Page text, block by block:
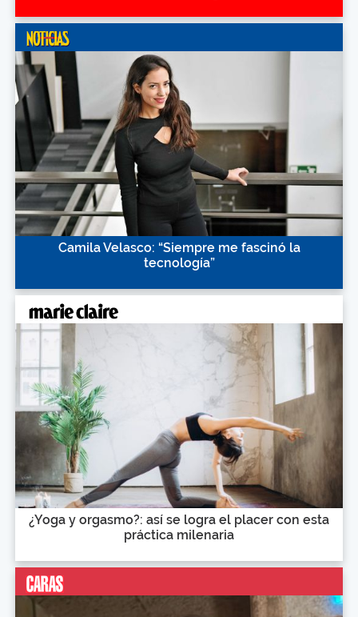
Camila Velasco: “Siempre me fascinó la
tecnología”
¿Yoga y orgasmo?: así se logra el placer con esta
práctica milenaria